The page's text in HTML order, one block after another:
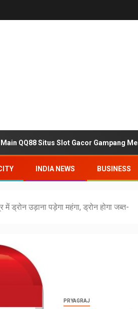
QQ88 Situs Slot Gacor Gampang
INDIA NEWS BUSINESS
में ड्रोन उड़ाना पड़ेगा महंगा, ड्रोन होगा जब्त-
PRYAGRAJ